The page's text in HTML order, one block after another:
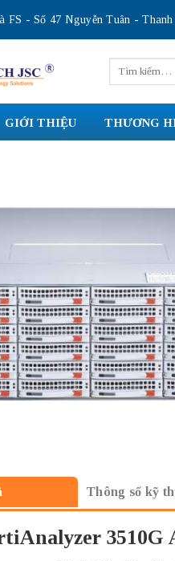
FS - Số 47 Nguyễn Tuân -
kiếm:
GIỚI THIỆU THƯƠNG
Thông số kỹ
3510G